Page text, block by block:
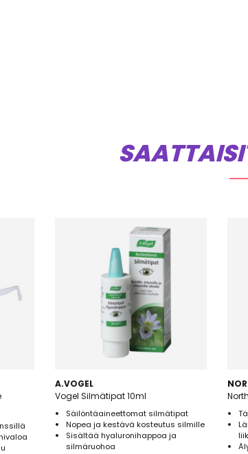
A.VOGEL
Vogel Silmätipat 10ml
Säilöntäaineettomat silmätipat
Nopea ja kestävä kosteutus silmille
Sisältää hyaluronihappoa ja
silmäruohoa